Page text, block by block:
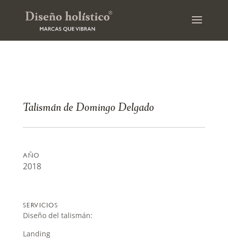
Talismán de Domingo Delgado
AÑO
2018
SERVICIOS
Diseño del talismán:
Landing